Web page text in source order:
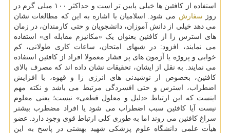
استفاده از کافئین ها خیلی پایین تر است و حداکثر ۱۰۰ میلی گرم در
روز سفارش می شود. اسلامیان با اشاره به این که مطالعات نشان
می دهد خیلی از دانش آموزان، دانشجویان و حتی کارمندان، در زمان
های استرس زا از کافئین بعنوان یک «مکانیزم مقابله ای» استفاده
می نمایند، افزود: در شبهای امتحان، ساعات کاری طولانی، کم
خوابی و پروژه یا آزمون های پر فشار معمولا افراد از کافئین استفاده
می نمایند. به نقل از ایشان، تحقیقات نشان داده اند که مصرف بالای
کافئین، بخصوص از نوشیدنی های انرژی زا و قهوه، با افزایش
اضطراب، استرس و حتی افسردگی مرتبط می باشد و نکته مهم
اینست که این ارتباط «دلیل و معلول قطعی» نیست؛ یعنی معلوم
نیست آیا کافئین سبب اضطراب می شود یا افراد مضطرب بیشتر
سراغ کافئین می روند اما به طوری کلی ارتباط قوی وجود دارد. عضو
هیأت علمی دانشگاه علوم پزشکی شهید بهشتی در پاسخ به این